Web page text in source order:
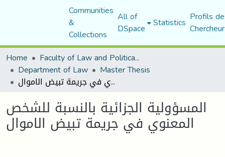
Communities
&
Collections
All of
DSpace Statistics Profils
Home
Faculty of Law and Political Science
Department of Law Master Thesis
المسؤولية الجزائية بالنسبة للشخص المعنوي في جريمة تبيض الاموال
المسؤولية الجزائية بالنسبة للشخص
المعنوي في جريمة تبيض الاموال